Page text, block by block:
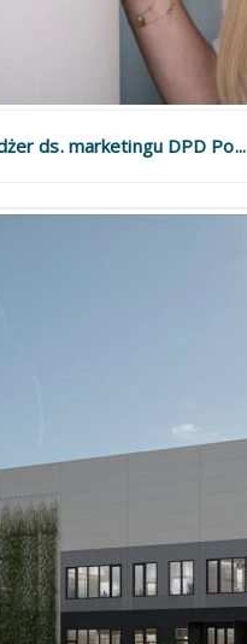
ds. marketingu DPD Po...